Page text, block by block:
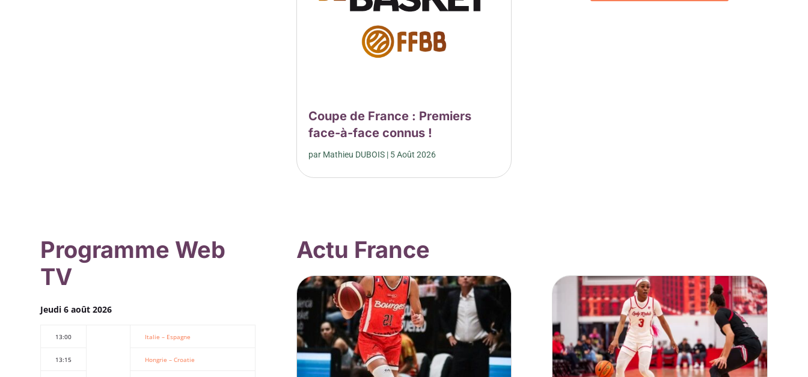
Coupe de France : Premiers
face-à-face connus !
par Mathieu DUBOIS| 5 Août 2026
Programme Web
TV
Jeudi 6 août 2026
13:00 Italie – Espagne
13:15 Hongrie – Croatie
Actu France